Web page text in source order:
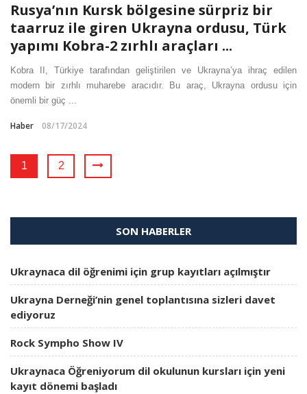
Rusya’nın Kursk bölgesine sürpriz bir
taarruz ile giren Ukrayna ordusu, Türk
yapımı Kobra-2 zırhlı araçları ...
Kobra II, Türkiye tarafından geliştirilen ve Ukrayna’ya ihraç edilen
modern bir zırhlı muharebe aracıdır. Bu araç, Ukrayna ordusu için
önemli bir güç ...
Haber 08/17/2024
1 2
SON HABERLER
Ukraynaca dil öğrenimi için grup kayıtları açılmıştır
Ukrayna Derneği’nin genel toplantısına sizleri davet
ediyoruz
Rock Sympho Show IV
Ukraynaca Öğreniyorum dil okulunun kursları için yeni
kayıt dönemi başladı